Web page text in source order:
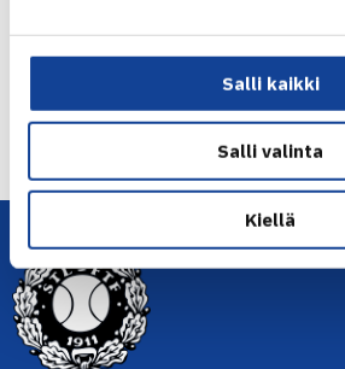
Salli kaikki
Salli valinta
Kiellä
← Edellinen